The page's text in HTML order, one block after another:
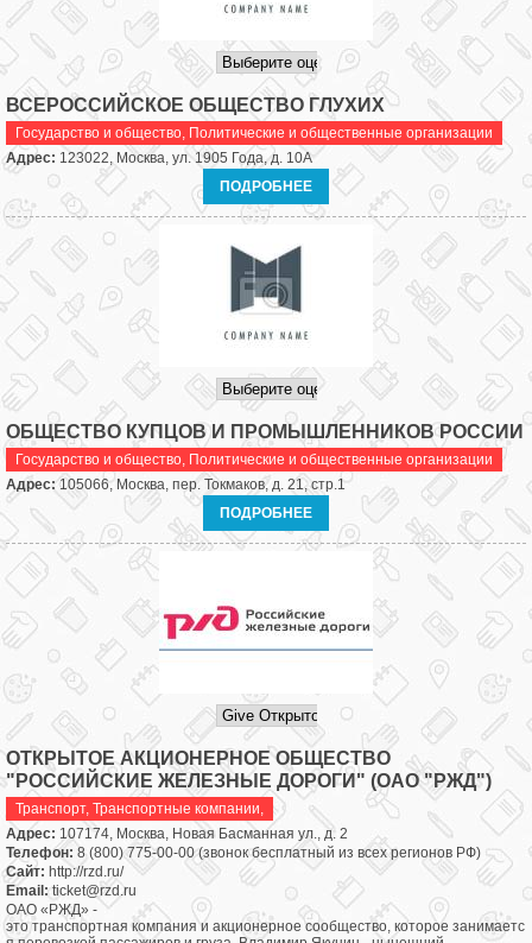
ВСЕРОССИЙСКОЕ ОБЩЕСТВО ГЛУХИХ
Государство и общество, Политические и общественные организации
Адрес: 123022, Москва, ул. 1905 Года, д. 10А
ПОДРОБНЕЕ
ОБЩЕСТВО КУПЦОВ И ПРОМЫШЛЕННИКОВ РОССИИ
Государство и общество, Политические и общественные организации
Адрес:105066, Москва, пер. Токмаков, д. 21, стр.1
ПОДРОБНЕЕ
ОТКРЫТОЕ АКЦИОНЕРНОЕ ОБЩЕСТВО
"РОССИЙСКИЕ ЖЕЛЕЗНЫЕ ДОРОГИ" (ОАО "РЖД")
Транспорт, Транспортные компании,
Адрес: 107174, Москва, Новая Басманная ул., д. 2
Телефон: 8 (800) 775-00-00 (звонок бесплатный из всех регионов РФ)
Сайт: http://rzd.ru/
Email: ticket@rzd.ru
ОАО «РЖД» -
это транспортная компания и акционерное сообщество, которое занимаетс